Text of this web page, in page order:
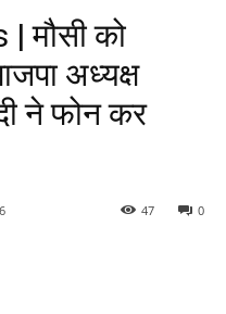
| मौसी को
अध्यक्ष
ने फोन कर
0
47